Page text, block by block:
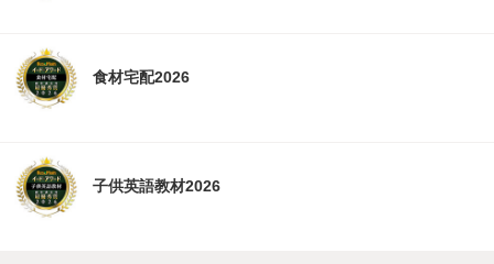
食材宅配2026
子供英語教材2026